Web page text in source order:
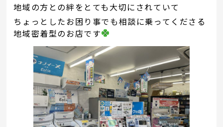
地域の方との絆をとても大切にされていて
ちょっとしたお困り事でも相談に乗ってくださる
地域密着型のお店です